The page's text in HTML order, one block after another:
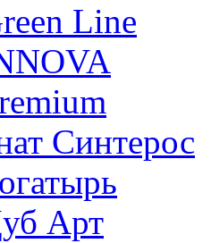
Line
Синтерос
Арт